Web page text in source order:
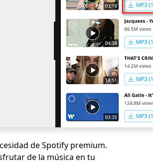
de Spotify premium.
de la música en tu